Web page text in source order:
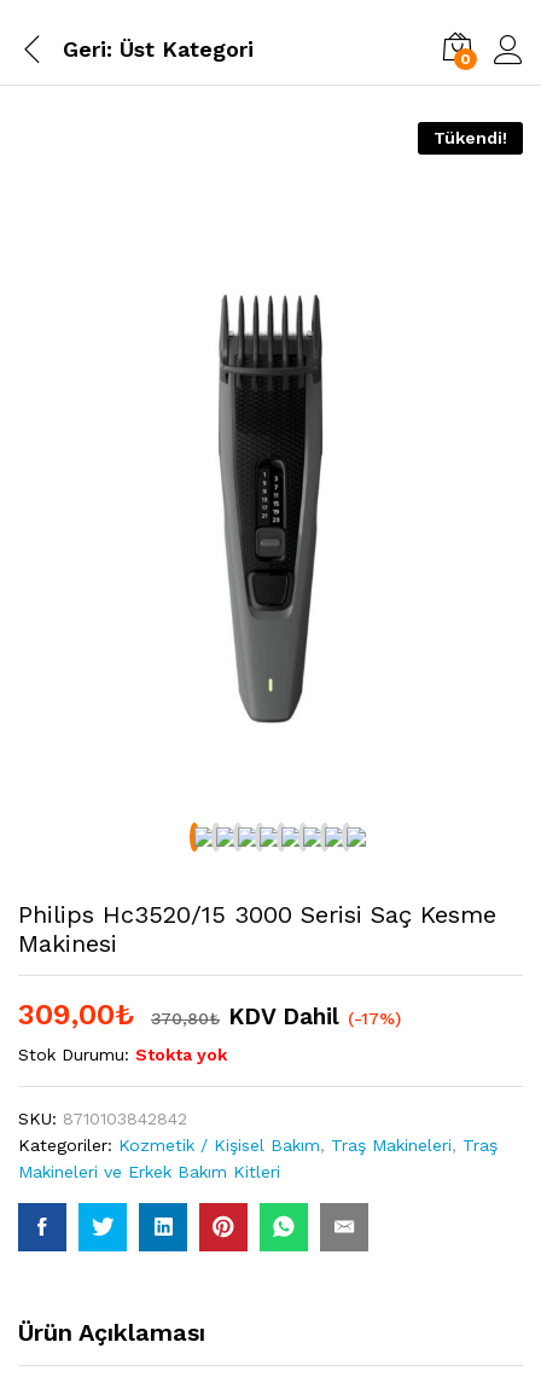
Geri: Üst Kategori 0
Tükendi!
Philips Hc3520/15 3000 Serisi Saç Kesme
Makinesi
309,00₺ 370,80₺ KDV Dahil (-17%)
Stok Durumu: Stokta yok
SKU: 8710103842842
Kategoriler: Kozmetik / Kişisel Bakım, Traş Makineleri, Traş
Makineleri ve Erkek Bakım Kitleri
Ürün Açıklaması